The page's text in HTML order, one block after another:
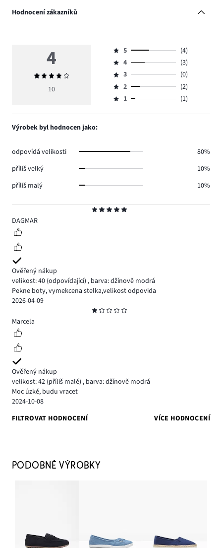
Hodnocení zákazníků
5
DAGMAR
Ověřený nákup
velikost: 40 (odpovídající) , barva: džínově modrá
Pekne boty, vymekcena stelka,velikost odpovida
2026-04-09
1
Marcela
Ověřený nákup
velikost: 42 (příliš malé) , barva: džínově modrá
Moc úzké, budu vracet
2024-10-08
FILTROVAT HODNOCENÍ
VÍCE HODNOCENÍ
4
Průměrné
hodnocení
10
Hodnocení
5,
počet
hlasů
4.
5
(4)
Hodnocení
4,
počet
hlasů
4
(3)
Hodnocení
3,
počet
3
(0)
Hodnocení
2,
2
(2)
Hodnocení
1,
1 (1)
Výrobek byl hodnocen jako:
odpovídá velikosti
80%
příliš velký
10%
příliš malý
10%
PODOBNÉ VÝROBKY